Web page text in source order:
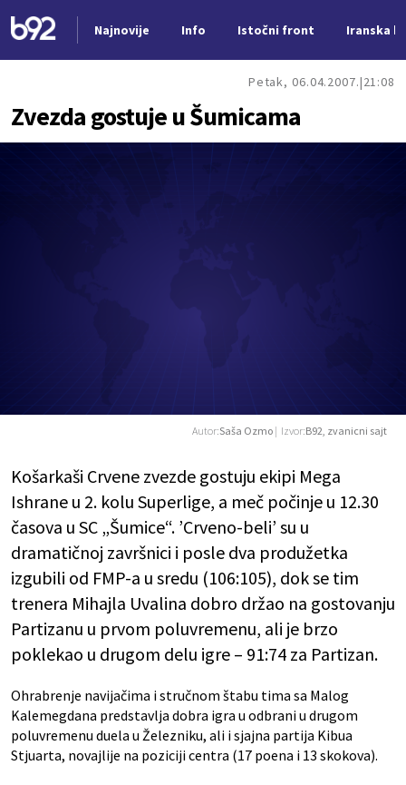
Najnovije Info Istočni front Iranska
Petak, 06.04.2007. 21:08
Zvezda gostuje u Šumicama
Autor:Saša Ozmo | Izvor:B92, zvanicni sajt
Košarkaši Crvene zvezde gostuju ekipi Mega
Ishrane u 2. kolu Superlige, a meč počinje u 12.30
časova u SC „Šumice“. ’Crveno-beli’ su u
dramatičnoj završnici i posle dva produžetka
izgubili od FMP-a u sredu (106:105), dok se tim
trenera Mihajla Uvalina dobro držao na gostovanju
Partizanu u prvom poluvremenu, ali je brzo
poklekao u drugom delu igre – 91:74 za Partizan.
Ohrabrenje navijačima i stručnom štabu tima sa Malog
Kalemegdana predstavlja dobra igra u odbrani u drugom
poluvremenu duela u Železniku, ali i sjajna partija Kibua
Stjuarta, novajlije na poziciji centra (17 poena i 13 skokova).